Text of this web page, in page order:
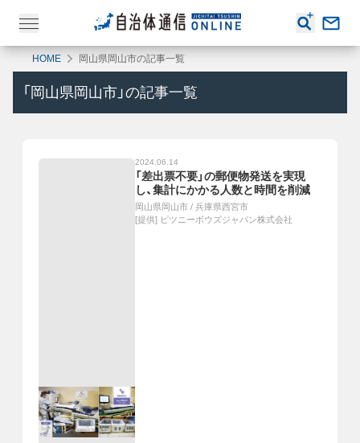
HOME 岡山県岡山市の記事一覧
「 岡山県岡山市 」の記事一覧
2024.06.14
「差出票不要」の郵便物発送を実現
し、集計にかかる人数と時間を削減
岡山県岡山市 / 兵庫県西宮市
[提供] ピツニーボウズジャパン株式会社